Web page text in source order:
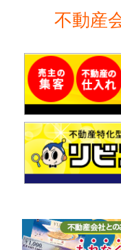
不動産